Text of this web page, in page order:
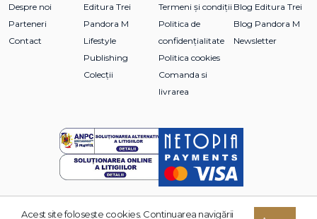
Despre noi
Parteneri
Contact
Editura Trei
Pandora M
Lifestyle
Publishing
Colecții
Termeni și condiții
Politica de
confidențialitate
Politica cookies
Comanda si
livrarea
Blog Editura Trei
Blog Pandora M
Newsletter
Acest site foloseşte cookies. Continuarea navigării